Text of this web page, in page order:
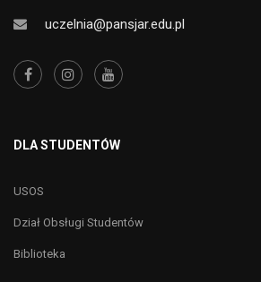
uczelnia@pansjar.edu.pl
DLA STUDENTÓW
USOS
Dział Obsługi Studentów
Biblioteka